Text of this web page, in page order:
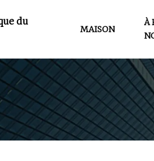
du
MAISON
À